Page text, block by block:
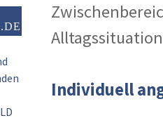
Individuell